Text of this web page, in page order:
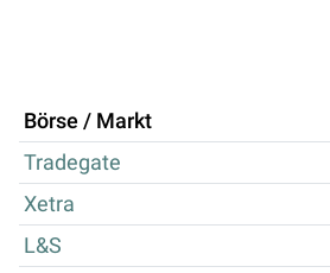
Börse / Markt
Tradegate
Xetra
L&S